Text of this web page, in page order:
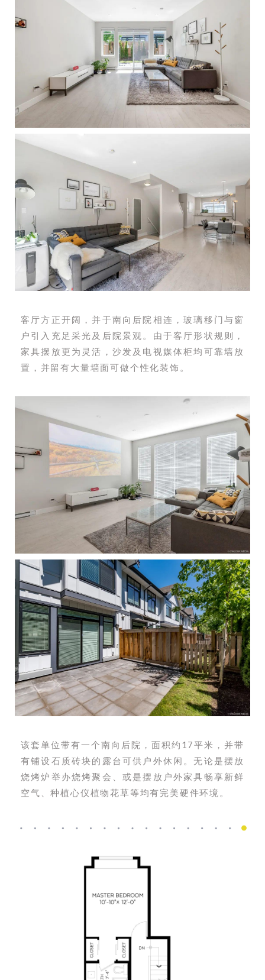
客厅方正开阔，并于南向后院相连，玻璃移门与窗
户引入充足采光及后院景观。由于客厅形状规则，
家具摆放更为灵活，沙发及电视媒体柜均可靠墙放
置，并留有大量墙面可做个性化装饰。
该套单位带有一个南向后院，面积约17平米，并带
有铺设石质砖块的露台可供户外休闲。无论是摆放
烧烤炉举办烧烤聚会、或是摆放户外家具畅享新鲜
空气、种植心仪植物花草等均有完美硬件环境。